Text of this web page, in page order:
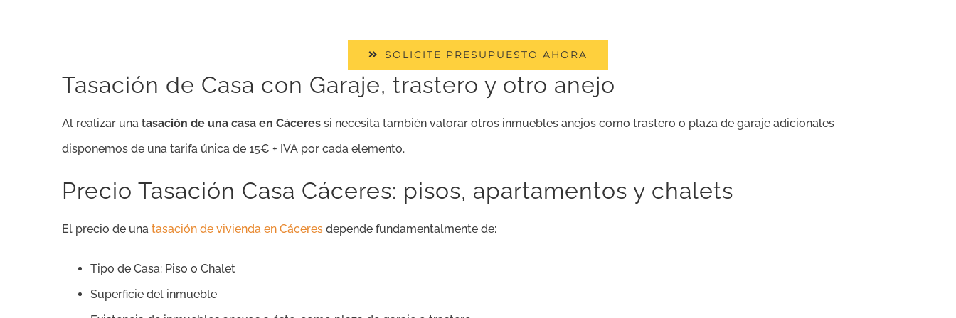
SOLICITE PRESUPUESTO AHORA
Tasación de Casa con Garaje, trastero y otro anejo
Al realizar una tasación de una casa en Cáceres si necesita también valorar otros inmuebles anejos como trastero o plaza de garaje adicionales
disponemos de una tarifa única de 15€ + IVA por cada elemento.
Precio Tasación Casa Cáceres: pisos, apartamentos y chalets
El precio de una tasación de vivienda en Cáceres depende fundamentalmente de:
Tipo de Casa: Piso o Chalet
Superficie del inmueble